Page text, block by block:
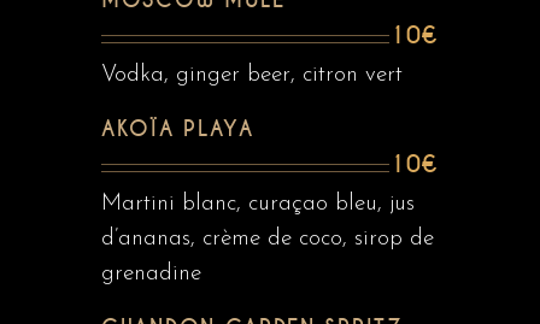
10€
Vodka, ginger beer, citron vert
AKOÏA PLAYA
10€
Martini blanc, curaçao bleu, jus
d’ananas, crème de coco, sirop de
grenadine